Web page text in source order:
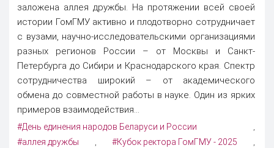
заложена аллея дружбы. На протяжении всей своей
истории ГомГМУ активно и плодотворно сотрудничает
с вузами, научно-исследовательскими организациями
разных регионов России – от Москвы и Санкт-
Петербурга до Сибири и Краснодарского края. Спектр
сотрудничества широкий – от академического
обмена до совместной работы в науке. Один из ярких
примеров взаимодействия...
#День единения народов Беларуси и России ,
#аллея дружбы ,#Кубок ректора ГомГМУ - 2025 ,